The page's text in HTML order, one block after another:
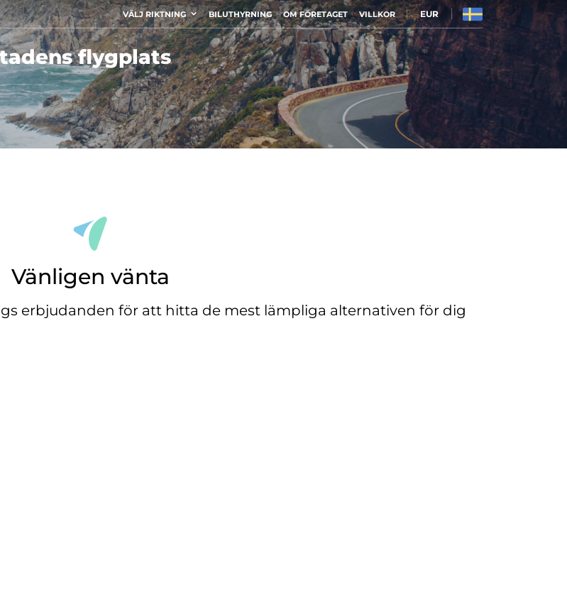
VÄLJ RIKTNING BILUTHYRNING OM FÖRETAGET VILLKOR EUR
flygplats
Vänligen vänta
erbjudanden för att hitta de mest lämpliga alternativen för dig